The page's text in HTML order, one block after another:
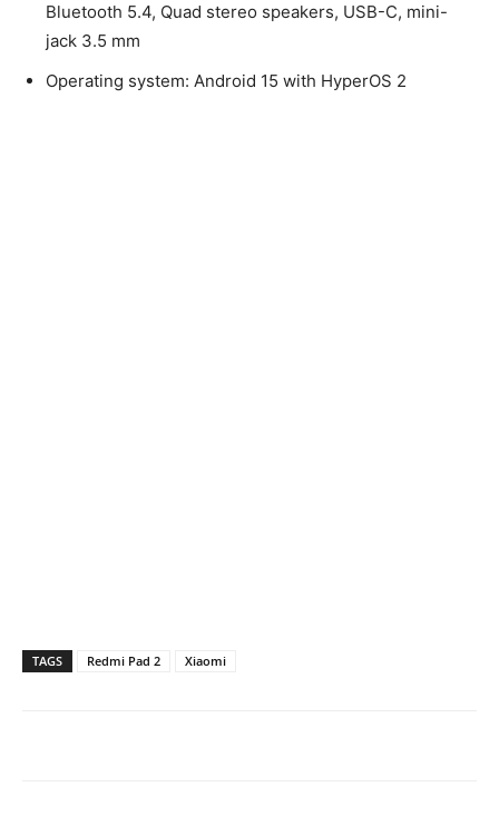
Bluetooth 5.4, Quad stereo speakers, USB-C, mini-
jack 3.5 mm
Operating system: Android 15 with HyperOS 2
TAGS Redmi Pad 2 Xiaomi